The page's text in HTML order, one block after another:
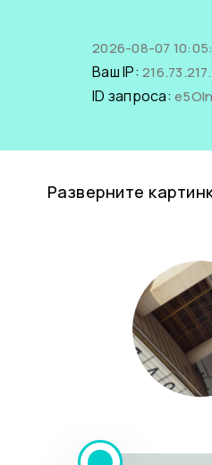
2026-08-07
Ваш IP:
ID запроса:
Разверните